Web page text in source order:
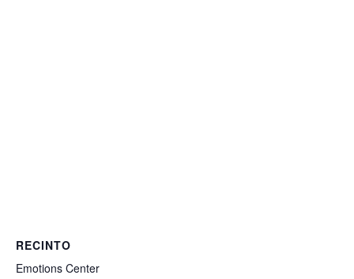
RECINTO
Emotions Center